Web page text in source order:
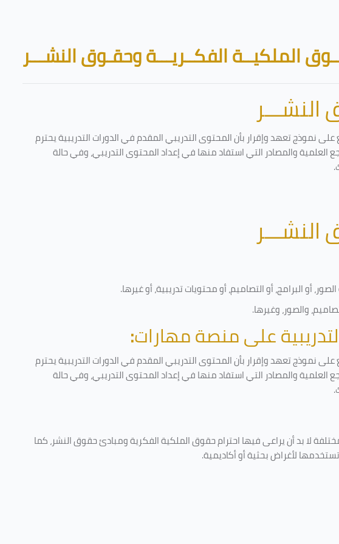
Blocks
الملكيــة الفكــريـــة وحقـوق النشـــر
نموذج تعهد وإقرار بأن المحتوى التدريبي المقدم في الدورات التدريبية يحترم
العلمية والمصادر التي استفاد منها في إعداد المحتوى التدريبي، وفي حالة
البرامج، أو التصاميم، أو محتويات تدريبية، أو غيرها.
والصور، وغيرها.
على منصة مهارات:
نموذج تعهد وإقرار بأن المحتوى التدريبي المقدم في الدورات التدريبية يحترم
العلمية والمصادر التي استفاد منها في إعداد المحتوى التدريبي، وفي حالة
لا بد أن يراعى فيها احترام حقوق الملكية الفكرية ومبادئ حقوق النشر، كما
لأغراض بحثية أو أكاديمية.